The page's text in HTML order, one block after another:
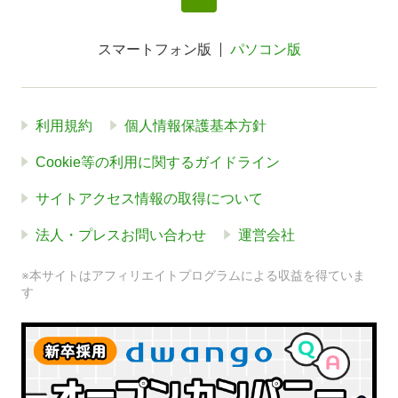
スマートフォン版 パソコン版
利用規約 個人情報保護基本方針
Cookie等の利用に関するガイドライン
サイトアクセス情報の取得について
法人・プレスお問い合わせ 運営会社
※本サイトはアフィリエイトプログラムによる収益を得ていま
す